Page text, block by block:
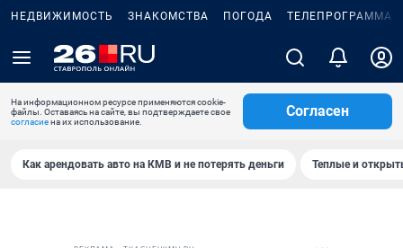
НЕДВИЖИМОСТЬ ЗНАКОМСТВА ПОГОДА ТЕЛЕПРОГРАММА
На информационном ресурсе применяются cookie-
файлы. Оставаясь на сайте, вы подтверждаете свое
согласиена их использование.
Согласен
Как арендовать авто на КМВ и не потерять деньги Теплые и